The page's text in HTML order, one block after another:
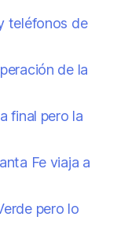
teléfonos de
de la
final pero la
Fe viaja a
pero lo